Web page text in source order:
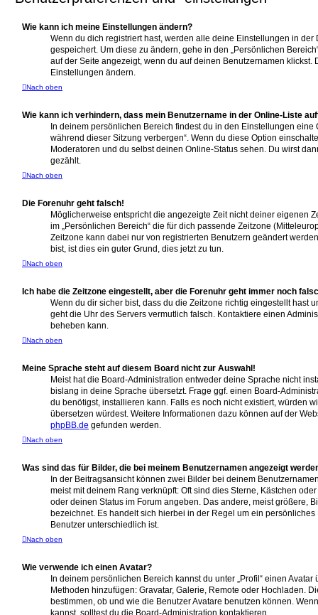
Wie kann ich meine Einstellungen ändern?
Wenn du dich registriert hast, werden alle deine Einstellungen in der
gespeichert. Um diese zu ändern, gehe in den „Persönlichen
auf der Seite angezeigt, wenn du auf deinen Benutzernamen klickst.
Einstellungen ändern.
Nach oben
Wie kann ich verhindern, dass mein Benutzername in der Online-Liste
In deinem persönlichen Bereich findest du in den Einstellungen eine
während dieser Sitzung verbergen“. Wenn du diese Option
Moderatoren und du selbst deinen Online-Status sehen. Du wirst
gezählt.
Nach oben
Die Forenuhr geht falsch!
Möglicherweise entspricht die angezeigte Zeit nicht deiner eigenen
im „Persönlichen Bereich“ die für dich passende Zeitzone
Zeitzone kann dabei nur von registrierten Benutzern geändert
bist, ist dies ein guter Grund, dies jetzt zu tun.
Nach oben
Ich habe die Zeitzone eingestellt, aber die Forenuhr geht immer noch
Wenn du dir sicher bist, dass du die Zeitzone richtig eingestellt hast
geht die Uhr des Servers vermutlich falsch. Kontaktiere einen
beheben kann.
Nach oben
Meine Sprache steht auf diesem Board nicht zur Auswahl!
Meist hat die Board-Administration entweder deine Sprache nicht
bislang in deine Sprache übersetzt. Frage ggf. einen Board-
du benötigst, installieren kann. Falls es noch nicht existiert, würden
übersetzen würdest. Weitere Informationen dazu können auf der
phpBB.de gefunden werden.
Nach oben
Was sind das für Bilder, die bei meinem Benutzernamen angezeigt
In der Beitragsansicht können zwei Bilder bei deinem
meist mit deinem Rang verknüpft: Oft sind dies Sterne, Kästchen
oder deinen Status im Forum angeben. Das andere, meist größere,
bezeichnet. Es handelt sich hierbei in der Regel um ein
Benutzer unterschiedlich ist.
Nach oben
Wie verwende ich einen Avatar?
In deinem persönlichen Bereich kannst du unter „Profil“ einen
Methoden hinzufügen: Gravatar, Galerie, Remote oder Hochladen.
bestimmen, ob und wie die Benutzer Avatare benutzen können.
kannst, solltest du die Board-Administration kontaktieren.